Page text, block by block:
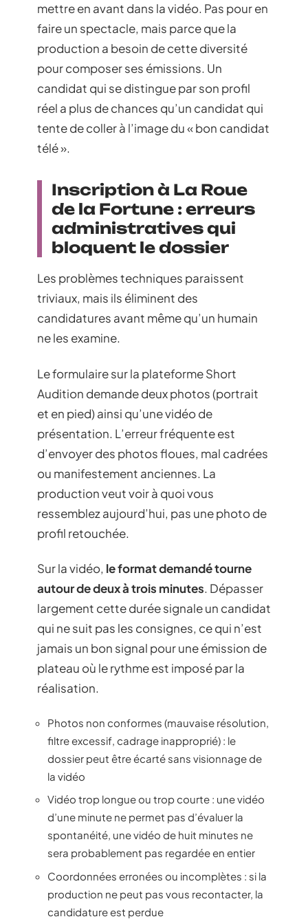
mettre en avant dans la vidéo. Pas pour en
faire un spectacle, mais parce que la
production a besoin de cette diversité
pour composer ses émissions. Un
candidat qui se distingue par son profil
réel a plus de chances qu’un candidat qui
tente de coller à l’image du « bon candidat
télé ».
Inscription à La Roue
de la Fortune : erreurs
administratives qui
bloquent le dossier
Les problèmes techniques paraissent
triviaux, mais ils éliminent des
candidatures avant même qu’un humain
ne les examine.
Le formulaire sur la plateforme Short
Audition demande deux photos (portrait
et en pied) ainsi qu’une vidéo de
présentation. L’erreur fréquente est
d’envoyer des photos floues, mal cadrées
ou manifestement anciennes. La
production veut voir à quoi vous
ressemblez aujourd’hui, pas une photo de
profil retouchée.
Sur la vidéo, le format demandé tourne
autour de deux à trois minutes. Dépasser
largement cette durée signale un candidat
qui ne suit pas les consignes, ce qui n’est
jamais un bon signal pour une émission de
plateau où le rythme est imposé par la
réalisation.
Photos non conformes (mauvaise résolution,
filtre excessif, cadrage inapproprié) : le
dossier peut être écarté sans visionnage de
la vidéo
Vidéo trop longue ou trop courte : une vidéo
d’une minute ne permet pas d’évaluer la
spontanéité, une vidéo de huit minutes ne
sera probablement pas regardée en entier
Coordonnées erronées ou incomplètes : si la
production ne peut pas vous recontacter, la
candidature est perdue